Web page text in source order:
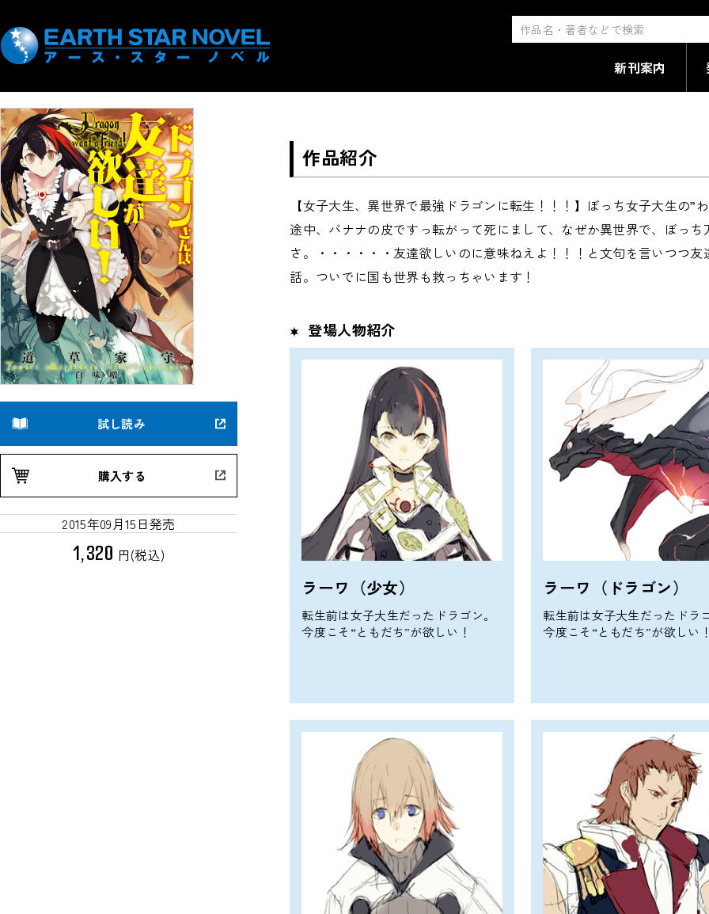
新刊案内
試し読み
購入する
2015年09月15日発売
1,320 円(税込)
ドラゴンさんは友達が欲しい！
作品紹介
【女子大生、異世界で最強ドラゴンに転生！！！】ぼっち女子大生の”
途中、バナナの皮ですっ転がって死にまして、なぜか異世界で、ぼっ
さ。・・・・・・友達欲しいのに意味ねえよ！！！と文句を言いつつ
話。ついでに国も世界も救っちゃいます！
登場人物紹介
ラーワ（少女）
転生前は女子大生だったドラゴン。
今度こそ“ともだち”が欲しい！
ラーワ（ドラゴン）
転生前は女子大生だったドラゴ
今度こそ“ともだち”が欲しい！